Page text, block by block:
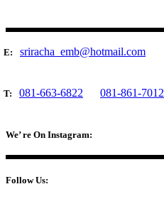
E: sriracha_emb@hotmail.com
T: 081-663-6822 081-861-7012
We’ re On Instagram:
Follow Us: